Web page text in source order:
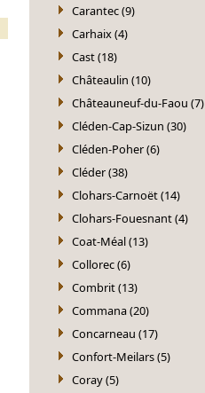
Carantec (9)
Carhaix (4)
Cast (18)
Châteaulin (10)
Châteauneuf-du-Faou (7)
Cléden-Cap-Sizun (30)
Cléden-Poher (6)
Cléder (38)
Clohars-Carnoët (14)
Clohars-Fouesnant (4)
Coat-Méal (13)
Collorec (6)
Combrit (13)
Commana (20)
Concarneau (17)
Confort-Meilars (5)
Coray (5)